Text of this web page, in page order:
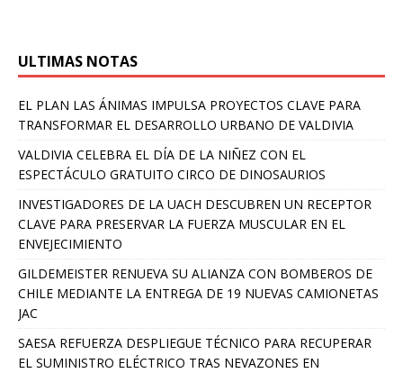
ULTIMAS NOTAS
EL PLAN LAS ÁNIMAS IMPULSA PROYECTOS CLAVE PARA
TRANSFORMAR EL DESARROLLO URBANO DE VALDIVIA
VALDIVIA CELEBRA EL DÍA DE LA NIÑEZ CON EL
ESPECTÁCULO GRATUITO CIRCO DE DINOSAURIOS
INVESTIGADORES DE LA UACH DESCUBREN UN RECEPTOR
CLAVE PARA PRESERVAR LA FUERZA MUSCULAR EN EL
ENVEJECIMIENTO
GILDEMEISTER RENUEVA SU ALIANZA CON BOMBEROS DE
CHILE MEDIANTE LA ENTREGA DE 19 NUEVAS CAMIONETAS
JAC
SAESA REFUERZA DESPLIEGUE TÉCNICO PARA RECUPERAR
EL SUMINISTRO ELÉCTRICO TRAS NEVAZONES EN